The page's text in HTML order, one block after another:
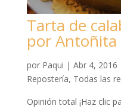
Tarta de
por Antoñita
por Paqui | Abr 4, 2016
Repostería, Todas las
Opinión total ¡Haz clic